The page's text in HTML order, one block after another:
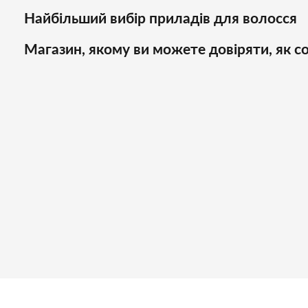
Найбільший вибір приладів для волосся
Магазин, якому ви можете довіряти, як